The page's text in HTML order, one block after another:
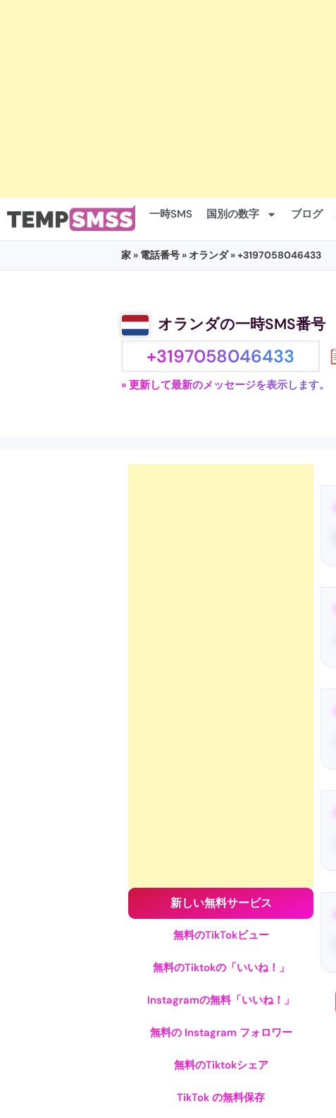
一時SMS 国別の数字 ブログ
家 » 電話番号 »オランダ» +3197058046433
オランダの一時SMS番号
+3197058046433
» 更新して最新のメッセージを表示します。
新しい無料サービス
無料のTikTokビュー
無料のTiktokの「いいね！」
Instagramの無料「いいね！」
無料の Instagram フォロワー
無料のTiktokシェア
TikTok の無料保存